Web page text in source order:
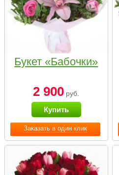
Заказать в один клик
Букет «Бабочки»
2 900 руб.
Купить